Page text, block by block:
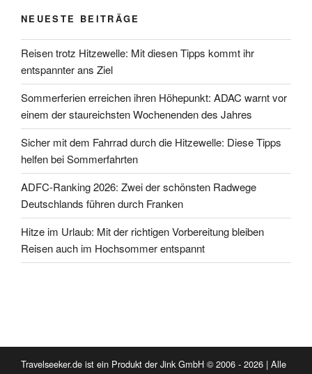
NEUESTE BEITRÄGE
Reisen trotz Hitzewelle: Mit diesen Tipps kommt ihr
entspannter ans Ziel
Sommerferien erreichen ihren Höhepunkt: ADAC warnt vor
einem der staureichsten Wochenenden des Jahres
Sicher mit dem Fahrrad durch die Hitzewelle: Diese Tipps
helfen bei Sommerfahrten
ADFC-Ranking 2026: Zwei der schönsten Radwege
Deutschlands führen durch Franken
Hitze im Urlaub: Mit der richtigen Vorbereitung bleiben
Reisen auch im Hochsommer entspannt
Travelseeker.de ist ein Produkt der Jink GmbH © 2006 - 2026 | Alle